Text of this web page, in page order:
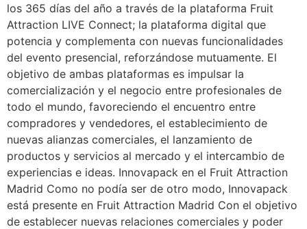
los 365 días del año a través de la plataforma Fruit
Attraction LIVE Connect; la plataforma digital que
potencia y complementa con nuevas funcionalidades
del evento presencial, reforzándose mutuamente. El
objetivo de ambas plataformas es impulsar la
comercialización y el negocio entre profesionales de
todo el mundo, favoreciendo el encuentro entre
compradores y vendedores, el establecimiento de
nuevas alianzas comerciales, el lanzamiento de
productos y servicios al mercado y el intercambio de
experiencias e ideas. Innovapack en el Fruit Attraction
Madrid Como no podía ser de otro modo, Innovapack
está presente en Fruit Attraction Madrid Con el objetivo
de establecer nuevas relaciones comerciales y poder